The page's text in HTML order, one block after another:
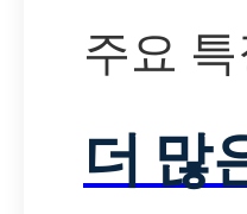
주요 특
더 많